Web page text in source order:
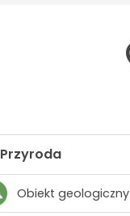
Przyroda
Obiekt geologiczny